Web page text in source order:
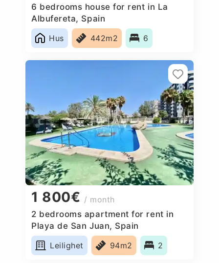
6 bedrooms house for rent in La
Albufereta, Spain
Hus
442m2 6
1 800€ / month
2 bedrooms apartment for rent in
Playa de San Juan, Spain
Leilighet
94m2 2